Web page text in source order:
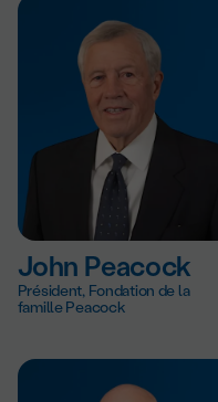
John Peacock
Président, Fondation de la
famille Peacock